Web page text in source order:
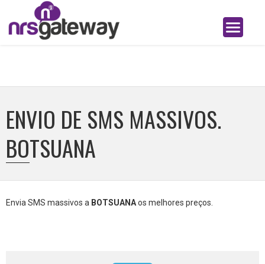
ENVIO DE SMS MASSIVOS.
BOTSUANA
Envia SMS massivos a BOTSUANAos melhores preços.